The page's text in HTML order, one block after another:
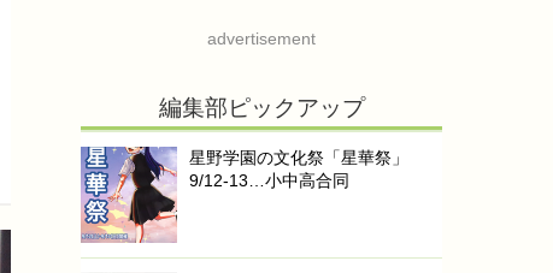
advertisement
編集部ピックアップ
星野学園の文化祭「星華祭」
9/12-13…小中高合同